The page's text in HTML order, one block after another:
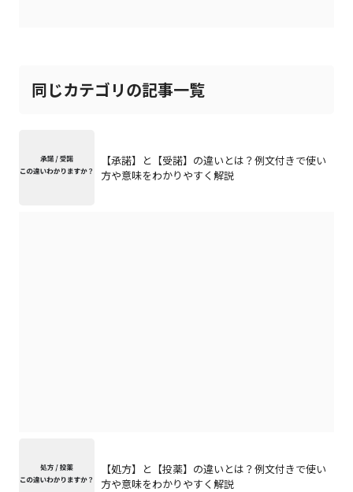
同じカテゴリの記事一覧
【承諾】と【受諾】の違いとは？例文付きで使い
方や意味をわかりやすく解説
【処方】と【投薬】の違いとは？例文付きで使い
方や意味をわかりやすく解説